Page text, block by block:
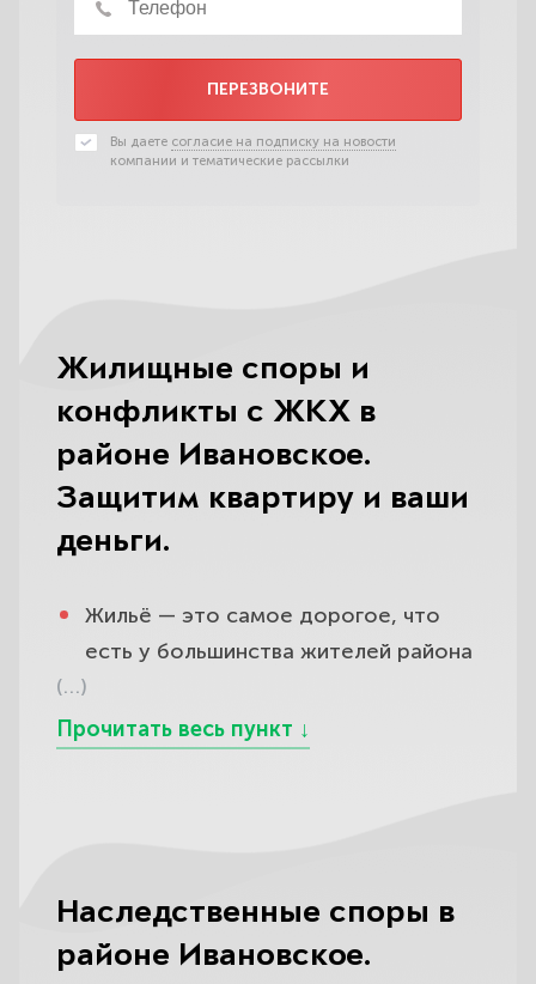
ПЕРЕЗВОНИТЕ
Вы даете согласие на подписку на новости
компании и тематические рассылки
Жилищные споры и
конфликты с ЖКХ в
районе Ивановское.
Защитим квартиру и ваши
деньги.
Жильё — это самое дорогое, что
есть у большинства жителей района
Ивановское, и именно вокруг
квартир возникает больше всего
делать ремонт в подъезде или
кровли, затопление от соседей
сверху, споры о порядке
(…)
Наследственные споры в
районе Ивановское.